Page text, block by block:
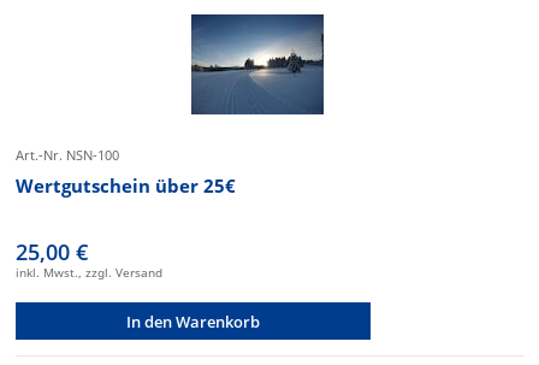
Art.-Nr. NSN-100
Wertgutschein über 25€
25,00 €
inkl. Mwst., zzgl. Versand
In den Warenkorb